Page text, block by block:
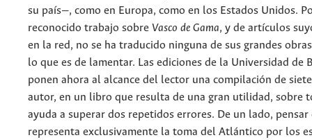
su país—, como en Europa, como en los Estados Unidos.
reconocido trabajo sobre Vasco de Gama, y de artículos
en la red, no se ha traducido ninguna de sus grandes
lo que es de lamentar. Las ediciones de la Universidad de
ponen ahora al alcance del lector una compilación de
autor, en un libro que resulta de una gran utilidad, sobre
ayuda a superar dos repetidos errores. De un lado, pensar
representa exclusivamente la toma del Atlántico por los